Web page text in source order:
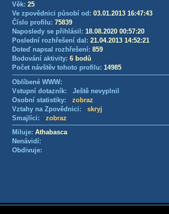
Věk: 25
Ve zpovědnici působí od: 03.01.2013 16:47:43
Číslo profilu: 75839
Naposledy se přihlásil: 18.08.2020 00:57:20
Poslední rozhřešení dal: 21.04.2013 14:52:21
Doteď napsal rozhřešení: 859
Bodování aktivity: 6 bodů
Počet návštěv tohoto profilu: 14985
Oblíbené WWW:
Vstupní dotazník: Ještě nevyplnil
Osobní statistiky: zobraz
Vztahy na Zpovědnici: skryj
Smajlíci: zobraz
Miluje: Athabasca
Nenávidí:
Obdivuje: